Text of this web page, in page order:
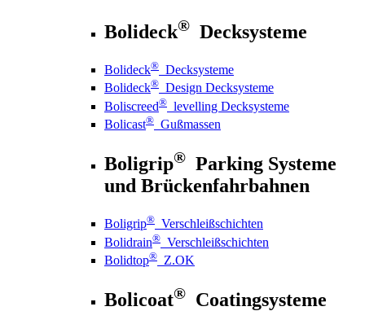
Bolideck® Decksysteme
Bolideck® Decksysteme
Bolideck® Design Decksysteme
Boliscreed® levelling Decksysteme
Bolicast® Gußmassen
Boligrip® Parking Systeme
und Brückenfahrbahnen
Boligrip® Verschleißschichten
Bolidrain® Verschleißschichten
Bolidtop® Z.OK
Bolicoat® Coatingsysteme